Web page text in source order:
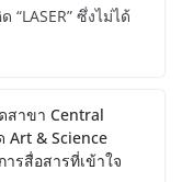
ซึ่งไม่ได้
สาขา Central
& Science
รสื่อสารที่เข้าใจ